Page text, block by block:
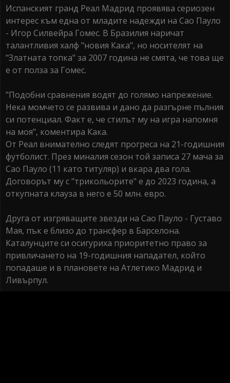
Испанският гранд Реал Мадрид проявява сериозен
интерес към една от младите надежди на Сао Пауло
- Игор Силвейра Гомес. В Бразилия наричат
талантливия халф "новия Кака", но носителят на
"Златната топка" за 2007 година не смята, че това ще
е от полза за Гомес.
"Подобни сравнения водят до голямо напрежение.
Нека момчето се развива и дано да разгърне пълния
си потенциал. Факт е, че стилът му на игра напомня
на моя", коментира Кака.
От Реал внимателно следят прогреса на 21-годишния
футболист. През миналия сезон той записа 27 мача за
Сао Пауло (11 като титуляр) и вкара два гола.
Договорът му с "трикольорите" е до 2023 година, а
откупната клауза в него е 50 млн. евро.
Друга от изгряващите звезди на Сао Пауло - Густаво
Мая, пък е близо до трансфер в Барселона.
Каталунците си осигуриха приоритетно право за
привличането на 19-годишния нападател, който
попадаше и в плановете на Атлетико Мадрид и
Ливърпул.